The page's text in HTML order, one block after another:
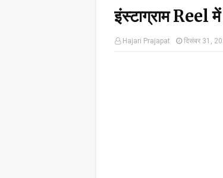
इंस्टाग्राम
Hajari Prajapat दिसंबर 31,